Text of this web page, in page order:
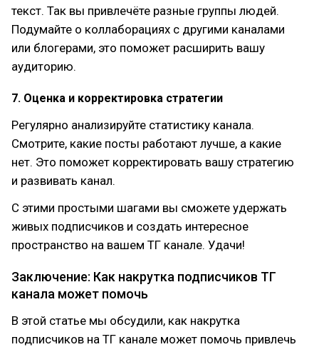
текст. Так вы привлечёте разные группы людей.
Подумайте о коллаборациях с другими каналами
или блогерами, это поможет расширить вашу
аудиторию.
7. Оценка и корректировка стратегии
Регулярно анализируйте статистику канала.
Смотрите, какие посты работают лучше, а какие
нет. Это поможет корректировать вашу стратегию
и развивать канал.
С этими простыми шагами вы сможете удержать
живых подписчиков и создать интересное
пространство на вашем ТГ канале. Удачи!
Заключение: Как накрутка подписчиков ТГ
канала может помочь
В этой статье мы обсудили, как накрутка
подписчиков на ТГ канале может помочь привлечь